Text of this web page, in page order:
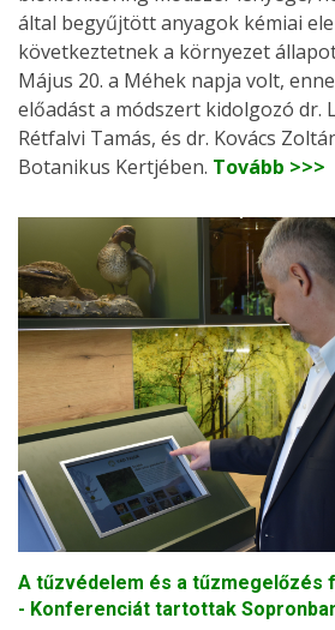
által begyűjtött anyagok kémiai
következtetnek a környezet
Május 20. a Méhek napja volt,
előadást a módszert kidolgozó dr.
Rétfalvi Tamás, és dr. Kovács
Botanikus Kertjében. Tovább >>>
A tűzvédelem és a tűzmegelőzés
- Konferenciát tartottak